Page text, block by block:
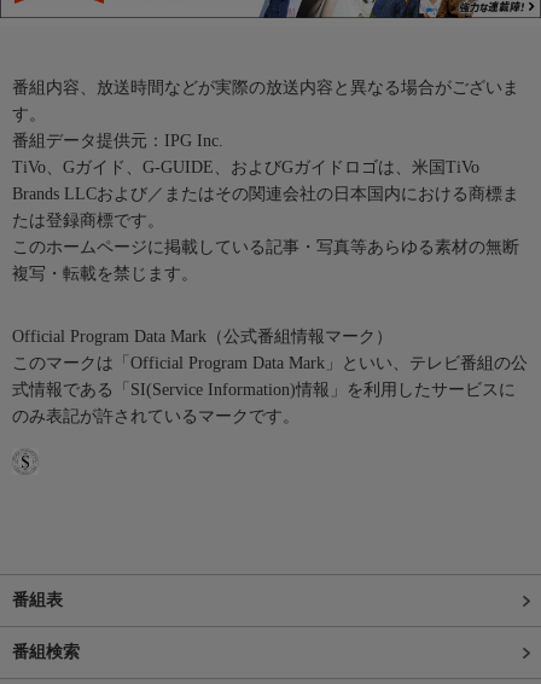
番組内容、放送時間などが実際の放送内容と異なる場合がございま
す。
番組データ提供元：IPG Inc.
TiVo、Gガイド、G-GUIDE、およびGガイドロゴは、米国TiVo
Brands LLCおよび／またはその関連会社の日本国内における商標ま
たは登録商標です。
このホームページに掲載している記事・写真等あらゆる素材の無断
複写・転載を禁じます。
Official Program Data Mark（公式番組情報マーク）
このマークは「Official Program Data Mark」といい、テレビ番組の公
式情報である「SI(Service Information)情報」を利用したサービスに
のみ表記が許されているマークです。
番組表
番組検索